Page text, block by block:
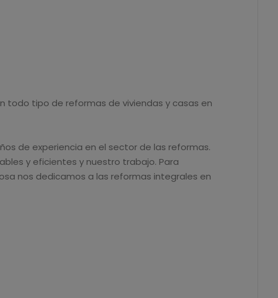
todo tipo de reformas de viviendas y casas en
de experiencia en el sector de las reformas.
y eficientes y nuestro trabajo. Para
nos dedicamos a las reformas integrales en